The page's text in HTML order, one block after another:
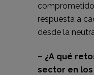
respuesta a
desde la
– ¿A qué
sector en los